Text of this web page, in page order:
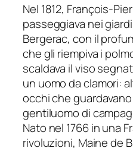
Nel 1812, François-
passeggiava nei
Bergerac, con il
che gli riempiva i
scaldava il viso
un uomo da clamori:
occhi che
gentiluomo di
Nato nel 1766 in una
rivoluzioni, Maine de